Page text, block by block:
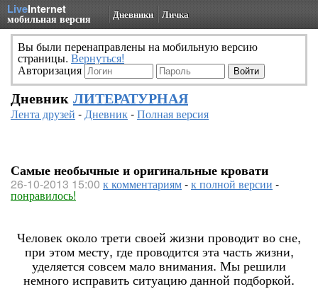
LiveInternet
мобильная версия Дневники Личка
Вы были перенаправлены на мобильную версию
страницы. Вернуться!
Авторизация
Дневник ЛИТЕРАТУРНАЯ
Лента друзей -Дневник-Полная версия
Самые необычные и оригинальные кровати
26-10-2013 15:00 к комментариям-к полной версии -
понравилось!
Человек около трети своей жизни проводит во сне,
при этом месту, где проводится эта часть жизни,
уделяется совсем мало внимания. Мы решили
немного исправить ситуацию данной подборкой.